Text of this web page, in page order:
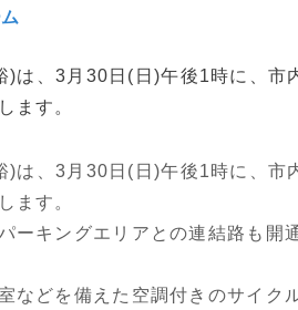
)は、3月30日(日)午後1時に、市
ます。
)は、3月30日(日)午後1時に、市
ます。
ーキングエリアとの連結路も開
などを備えた空調付きのサイク